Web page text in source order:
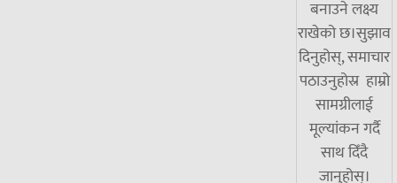
बनाउने लक्ष्य
राखेको छ।सुझाव
दिनुहोस्, समाचार
पठाउनुहोस्र हाम्रो
सामग्रीलाई
मूल्यांकन गर्दै
साथ दिँदै
जानुहोस्।